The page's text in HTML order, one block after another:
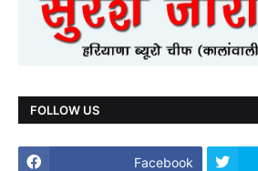
FOLLOW US
Facebook